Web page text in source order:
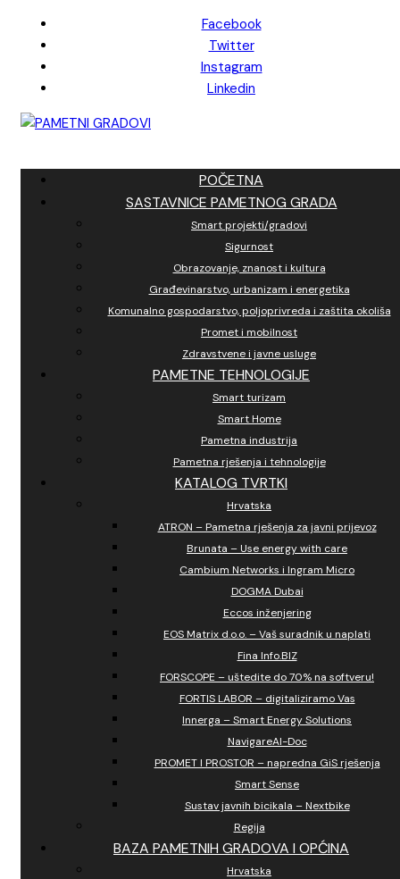
content
Facebook
Twitter
Instagram
Linkedin
POČETNA
SASTAVNICE PAMETNOG GRADA
Smart projekti/gradovi
Sigurnost
Obrazovanje, znanost i kultura
Građevinarstvo, urbanizam i energetika
Komunalno gospodarstvo, poljoprivreda i zaštita okoliša
Promet i mobilnost
Zdravstvene i javne usluge
PAMETNE TEHNOLOGIJE
Smart turizam
Smart Home
Pametna industrija
Pametna rješenja i tehnologije
KATALOG TVRTKI
Hrvatska
ATRON – Pametna rješenja za javni prijevoz
Brunata – Use energy with care
Cambium Networks i Ingram Micro
DOGMA Dubai
Eccos inženjering
EOS Matrix d.o.o. – Vaš suradnik u naplati
Fina Info.BIZ
FORSCOPE – uštedite do 70% na softveru!
FORTIS LABOR – digitaliziramo Vas
Innerga – Smart Energy Solutions
NavigareAI-Doc
PROMET I PROSTOR – napredna GiS rješenja
Smart Sense
Sustav javnih bicikala – Nextbike
Regija
BAZA PAMETNIH GRADOVA I OPĆINA
Hrvatska